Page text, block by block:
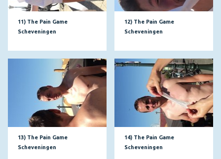
11) The Pain Game
Scheveningen
12) The Pain Game
Scheveningen
13) The Pain Game
Scheveningen
14) The Pain Game
Scheveningen